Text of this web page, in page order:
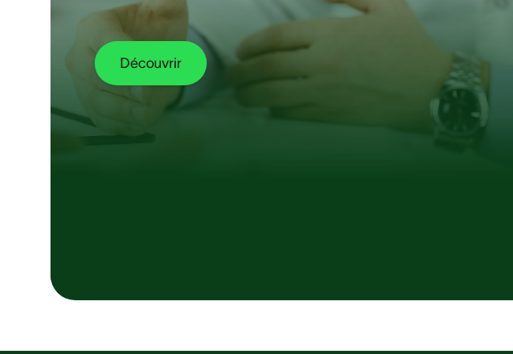
Découvrir